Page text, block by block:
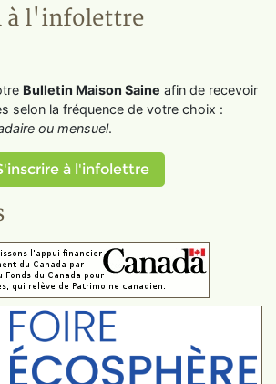
à l'infolettre
Bulletin Maison Saine afin de recevoir
selon la fréquence de votre choix :
ou mensuel.
à l'infolettre